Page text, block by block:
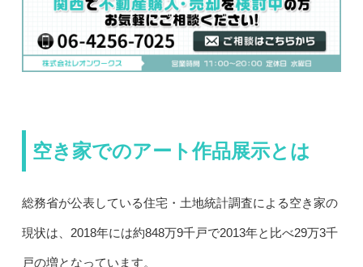
空き家でのアート作品展示とは
総務省が公表している住宅・土地統計調査による空き家の
現状は、2018年には約848万9千戸で2013年と比べ29万3千
戸の増となっています。